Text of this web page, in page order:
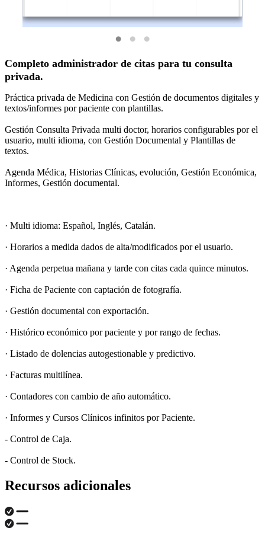
Completo administrador de citas para tu consulta
privada.
Práctica privada de Medicina con Gestión de documentos digitales y
textos/informes por paciente con plantillas.
Gestión Consulta Privada multi doctor, horarios configurables por el
usuario, multi idioma, con Gestión Documental y Plantillas de
textos.
Agenda Médica, Historias Clínicas, evolución, Gestión Económica,
Informes, Gestión documental.
· Multi idioma: Español, Inglés, Catalán.
· Horarios a medida dados de alta/modificados por el usuario.
· Agenda perpetua mañana y tarde con citas cada quince minutos.
· Ficha de Paciente con captación de fotografía.
· Gestión documental con exportación.
· Histórico económico por paciente y por rango de fechas.
· Listado de dolencias autogestionable y predictivo.
· Facturas multilínea.
· Contadores con cambio de año automático.
· Informes y Cursos Clínicos infinitos por Paciente.
- Control de Caja.
- Control de Stock.
Recursos adicionales